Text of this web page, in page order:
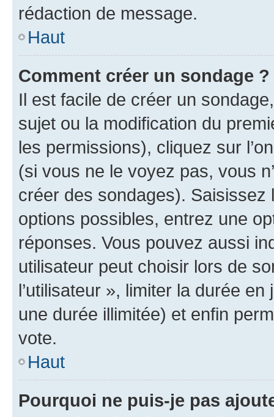
rédaction de message.
Haut
Comment créer un sondage ?
Il est facile de créer un
sujet ou la modification du
les permissions), cliquez sur
(si vous ne le voyez pas, vous
créer des sondages).
options possibles, entrez une
réponses. Vous pouvez aussi
utilisateur peut choisir lors de
l’utilisateur », limiter la durée
une durée illimitée) et enfin
vote.
Haut
Pourquoi ne puis-je pas